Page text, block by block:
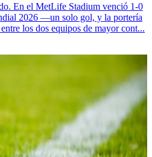
En el MetLife Stadium venció 1-0
2026 —un solo gol, y la portería
los dos equipos de mayor cont...